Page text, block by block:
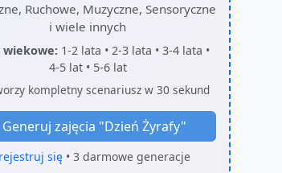
Ruchowe, Muzyczne, Sensoryczne
i wiele innych
wiekowe: 1-2 lata • 2-3 lata • 3-4 lata •
4-5 lat • 5-6 lat
kompletny scenariusz w 30 sekund
Generuj zajęcia "Dzień Żyrafy"
się• 3 darmowe generacje